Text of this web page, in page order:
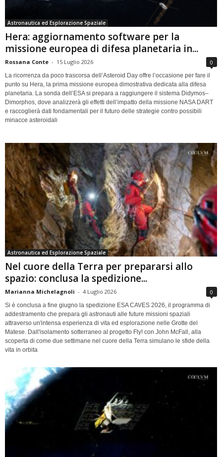
Astronautica ed Esplorazione Spaziale
Hera: aggiornamento software per la
missione europea di difesa planetaria in...
Rossana Conte - 15 Luglio 2026 0
La ricorrenza da poco trascorsa dell’Asteroid Day offre l’occasione per fare il
punto su Hera, la prima missione europea dimostrativa dedicata alla difesa
planetaria. La sonda dell’ESA si prepara a raggiungere il sistema Didymos–
Dimorphos, dove analizzerà gli effetti dell’impatto della missione NASA DART
e raccoglierà dati fondamentali per il futuro delle strategie contro possibili
minacce asteroidali
Astronautica ed Esplorazione Spaziale
Nel cuore della Terra per prepararsi allo
spazio: conclusa la spedizione...
Marianna Michelagnoli - 4 Luglio 2026 0
Si è conclusa a fine giugno la spedizione ESA CAVES 2026, il programma di
addestramento che prepara gli astronauti alle future missioni spaziali
attraverso un'intensa esperienza di vita ed esplorazione nelle Grotte del
Matese. Dall'isolamento sotterraneo al progetto Fly! con John McFall, alla
scoperta di come due settimane nel cuore della Terra simulano le sfide della
vita in orbita